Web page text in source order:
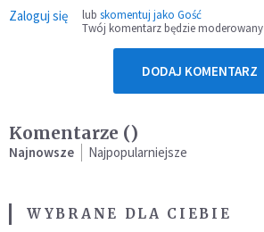
Zaloguj się lub skomentuj jako Gość
Twój komentarz będzie moderowany
DODAJ KOMENTARZ
Komentarze ()
Najnowsze Najpopularniejsze
WYBRANE DLA CIEBIE